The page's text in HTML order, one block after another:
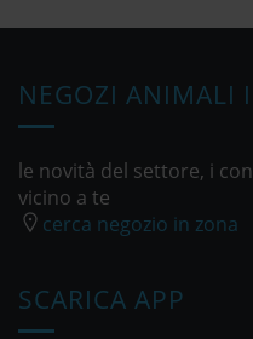
NEGOZI ANIMALI
le novità del settore, i
vicino a te
cerca negozio in zona
SCARICA APP